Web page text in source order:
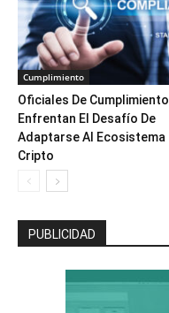
Cumplimiento
Oficiales De Cumplimiento
Enfrentan El Desafío De
Adaptarse Al Ecosistema
Cripto
PUBLICIDAD